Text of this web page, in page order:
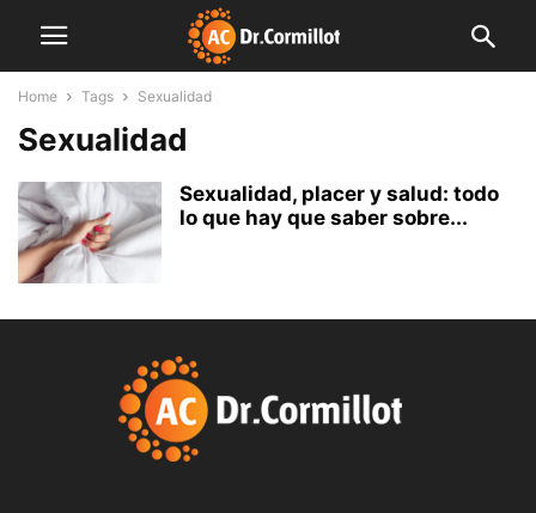
Home Tags Sexualidad
Sexualidad
Sexualidad, placer y salud: todo
lo que hay que saber sobre...